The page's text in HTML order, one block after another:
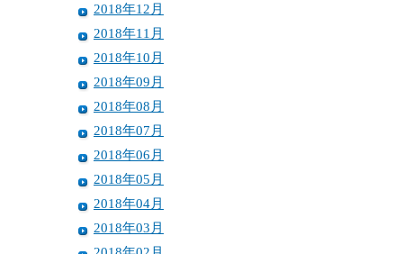
2018年12月
2018年11月
2018年10月
2018年09月
2018年08月
2018年07月
2018年06月
2018年05月
2018年04月
2018年03月